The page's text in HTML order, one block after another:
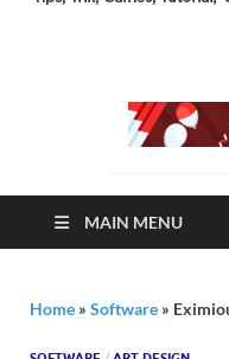
MAIN MENU
Home » Software »